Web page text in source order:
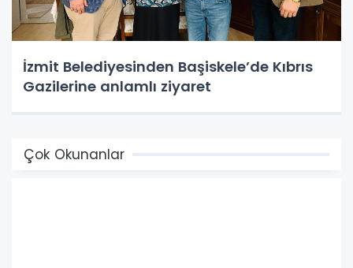
İzmit Belediyesinden Başiskele’de Kıbrıs
Gazilerine anlamlı ziyaret
Çok Okunanlar